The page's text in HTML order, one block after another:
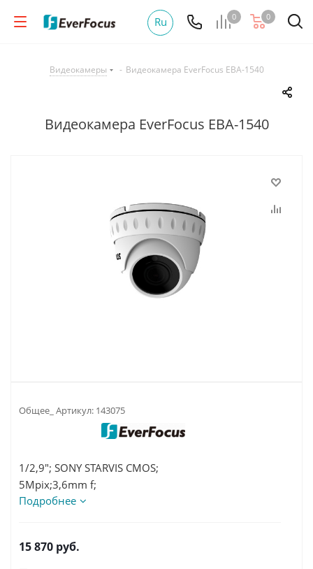
0 0
Ru
Видеокамеры - Видеокамера EverFocus EBA-1540
Видеокамера EverFocus EBA-1540
Общее_ Артикул: 143075
1/2,9"; SONY STARVIS CMOS;
5Mpix;3,6mm f;
AHD/TVI/CVI; 20m ИК;
Подробнее
15 870 руб.